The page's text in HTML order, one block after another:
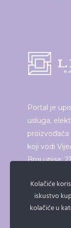
Portal je
usluga,
koji vodi
Broj upisa:
Kolačiće
iskustvo
kolačiće u